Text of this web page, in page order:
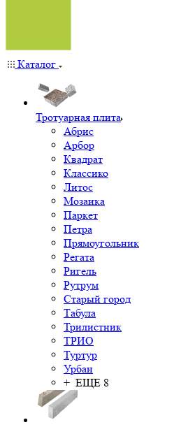
Каталог
Тротуарная плита
Абрис
Арбор
Квадрат
Классико
Литос
Мозаика
Паркет
Петра
Прямоугольник
Регата
Ригель
Рутрум
Старый город
Табула
Трилистник
ТРИО
Туртур
Урбан
+ ЕЩЕ 8